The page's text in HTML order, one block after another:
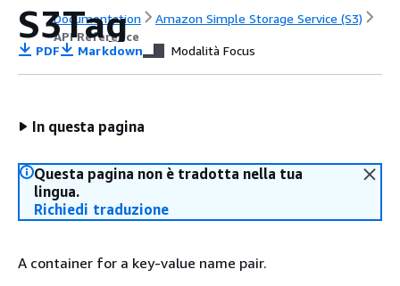
Documentation
Amazon Simple Storage Service (S3)
API Reference
S3Tag
PDF Markdown Modalità Focus
In questa pagina
Questa pagina non è tradotta nella tua
lingua.
Richiedi traduzione
A container for a key-value name pair.